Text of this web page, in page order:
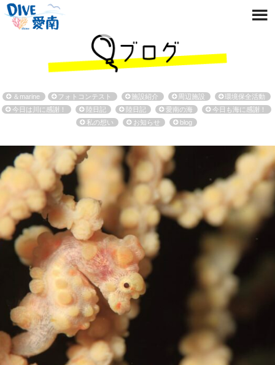
＆marine フォトコンテスト 施設紹介 周辺施設
環境保全活動
今日は川に感謝！
陸日記 陸日記 愛南の海
今日も海に感謝！
私の想い
お知らせ blog